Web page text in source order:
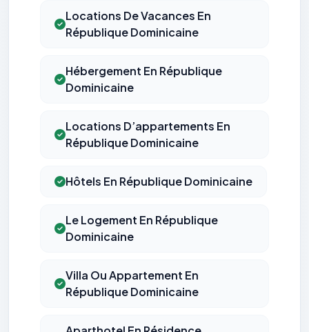
Locations De Vacances En
République Dominicaine
Hébergement En République
Dominicaine
Locations D’appartements En
République Dominicaine
Hôtels En République Dominicaine
Le Logement En République
Dominicaine
Villa Ou Appartement En
République Dominicaine